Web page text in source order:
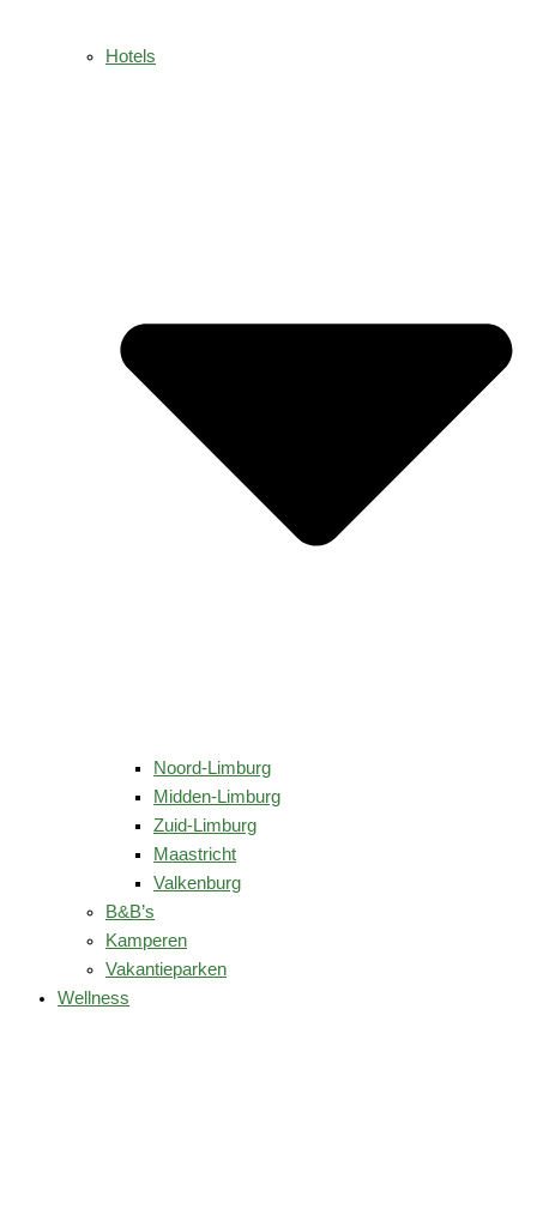
Hotels
Noord-Limburg
Midden-Limburg
Zuid-Limburg
Maastricht
Valkenburg
B&B’s
Kamperen
Vakantieparken
Wellness